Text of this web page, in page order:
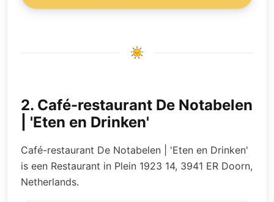
2. Café-restaurant De Notabelen
| 'Eten en Drinken'
Café-restaurant De Notabelen | 'Eten en Drinken'
is een Restaurant in Plein 1923 14, 3941 ER Doorn,
Netherlands.